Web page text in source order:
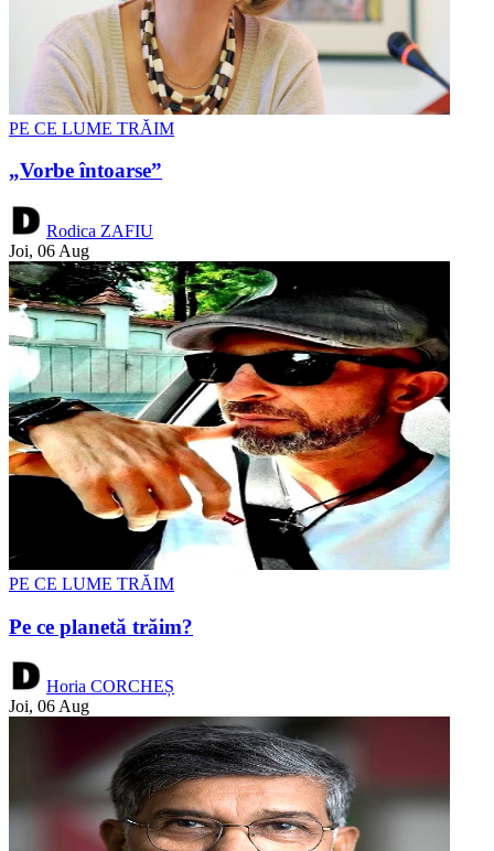
PE CE LUME TRĂIM
„Vorbe întoarse”
Rodica ZAFIU
Joi, 06 Aug
PE CE LUME TRĂIM
Pe ce planetă trăim?
Horia CORCHEȘ
Joi, 06 Aug